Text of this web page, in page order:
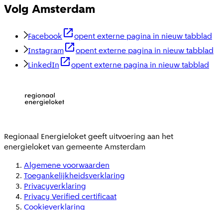
Volg Amsterdam
Facebook
opent externe pagina in nieuw tabblad
Instagram
opent externe pagina in nieuw tabblad
LinkedIn
opent externe pagina in nieuw tabblad
Regionaal Energieloketgeeft uitvoering aan het
energieloket van gemeenteAmsterdam
Algemene voorwaarden
Toegankelijkheidsverklaring
Privacyverklaring
Privacy Verified certificaat
Cookieverklaring